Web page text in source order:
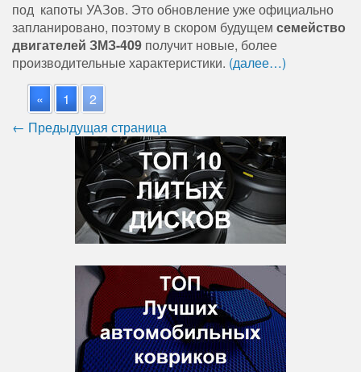
под капоты УАЗов. Это обновление уже официально
запланировано, поэтому в скором будущем семейство
двигателей ЗМЗ-409 получит новые, более
производительные характеристики. (далее…)
«
1
2
← Предыдущая страница